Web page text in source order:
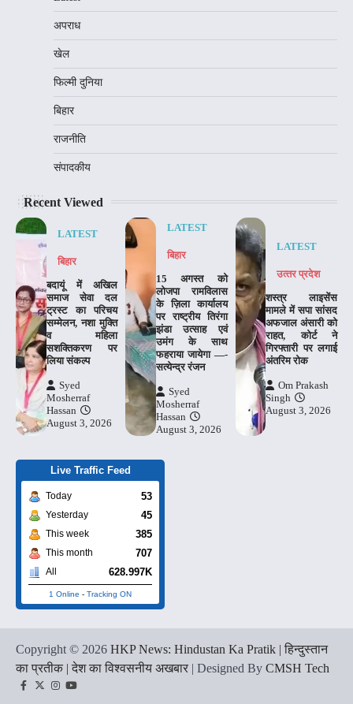
अपराध
खेल
फिल्मी दुनिया
बिहार
राजनीति
संपादकीय
Recent Viewed
LATEST
बिहार
बदायूं में अखिल
समाज सेवा दल
ट्रस्ट का परिचय
सम्मेलन, नशा मुक्ति
व महिला
सशक्तिकरण पर
लिया संकल्प
Syed
Mosherraf
Hassan
August 3, 2026
LATEST
बिहार
15 अगस्त को
लोजपा रामविलास
के ज़िला कार्यालय
पर राष्ट्रीय तिरंगा
झंडा उत्साह एवं
उमंग के साथ
फहराया जायेगा —-
सत्येन्द्र रंजन
Syed
Mosherraf
Hassan
August 3, 2026
LATEST
उत्‍तर प्रदेश
शस्त्र लाइसेंस
मामले में सपा सांसद
अफजाल अंसारी को
राहत, कोर्ट ने
गिरफ्तारी पर लगाई
अंतरिम रोक
Om Prakash
Singh
August 3, 2026
Live Traffic Feed
Today 53
Yesterday 45
This week 385
This month 707
All 628.997K
1 Online - Tracking ON
Copyright © 2026 HKP News: Hindustan Ka Pratik | हिन्दुस्तान
का प्रतीक | देश का विश्वसनीय अखबार | Designed By CMSH Tech
Facebook
TwitterInstagram
YouTube